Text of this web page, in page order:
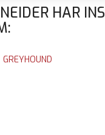
HAR
GREYHOUND